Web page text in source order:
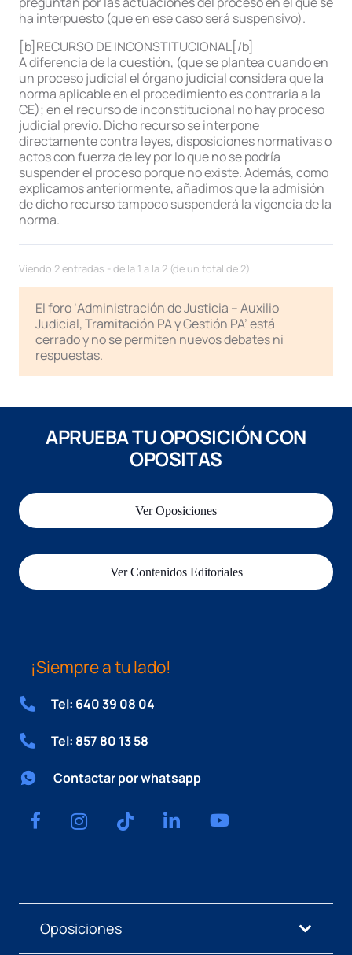
ha interpuesto (que en ese caso será suspensivo).
[b]RECURSO DE INCONSTITUCIONAL[/b]
A diferencia de la cuestión, (que se plantea cuando en
un proceso judicial el órgano judicial considera que la
norma aplicable en el procedimiento es contraria a la
CE); en el recurso de inconstitucional no hay proceso
judicial previo. Dicho recurso se interpone
directamente contra leyes, disposiciones normativas o
actos con fuerza de ley por lo que no se podría
suspender el proceso porque no existe. Además, como
explicamos anteriormente, añadimos que la admisión
de dicho recurso tampoco suspenderá la vigencia de la
norma.
Viendo 2 entradas - de la 1 a la 2 (de un total de 2)
El foro ‘Administración de Justicia – Auxilio
Judicial, Tramitación PA y Gestión PA’ está
cerrado y no se permiten nuevos debates ni
respuestas.
APRUEBA TU OPOSICIÓN CON
OPOSITAS
Ver Oposiciones
Ver Contenidos Editoriales
¡Siempre a tu lado!
Tel: 640 39 08 04
Tel: 857 80 13 58
Contactar por whatsapp
Oposiciones